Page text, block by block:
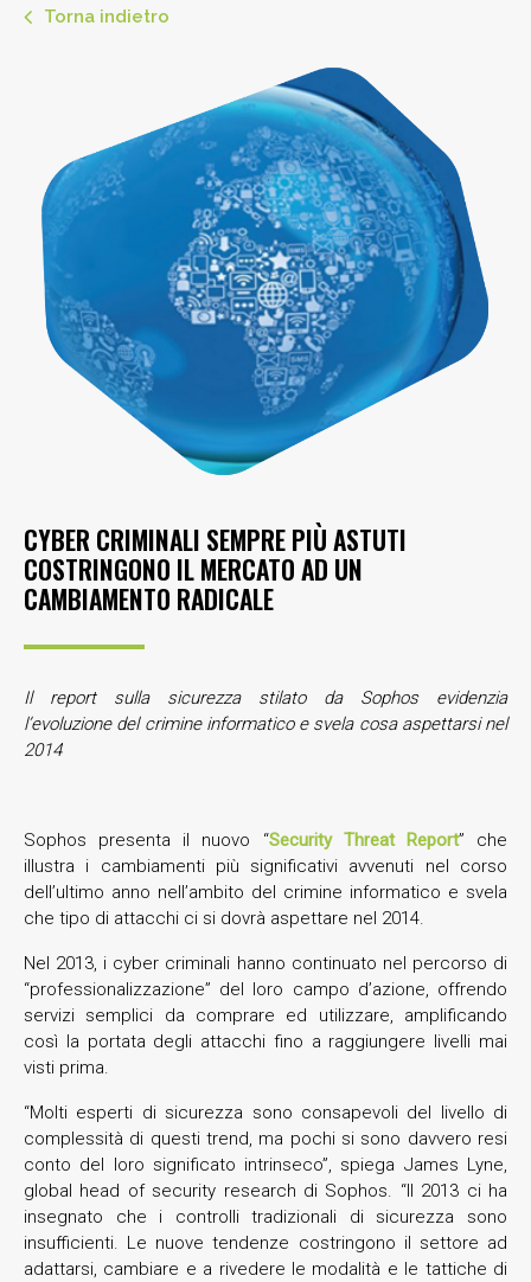
Torna indietro
CYBER CRIMINALI SEMPRE PIÙ ASTUTI
COSTRINGONO IL MERCATO AD UN
CAMBIAMENTO RADICALE
Il report sulla sicurezza stilato da Sophos evidenzia
l’evoluzione del crimine informatico e svela cosa aspettarsi nel
2014
Sophos presenta il nuovo “Security Threat Report” che
illustra i cambiamenti più significativi avvenuti nel corso
dell’ultimo anno nell’ambito del crimine informatico e svela
che tipo di attacchi ci si dovrà aspettare nel 2014.
Nel 2013, i cyber criminali hanno continuato nel percorso di
“professionalizzazione” del loro campo d’azione, offrendo
servizi semplici da comprare ed utilizzare, amplificando
così la portata degli attacchi fino a raggiungere livelli mai
visti prima.
“Molti esperti di sicurezza sono consapevoli del livello di
complessità di questi trend, ma pochi si sono davvero resi
conto del loro significato intrinseco”, spiega James Lyne,
global head of security research di Sophos. “Il 2013 ci ha
insegnato che i controlli tradizionali di sicurezza sono
insufficienti. Le nuove tendenze costringono il settore ad
adattarsi, cambiare e a rivedere le modalità e le tattiche di